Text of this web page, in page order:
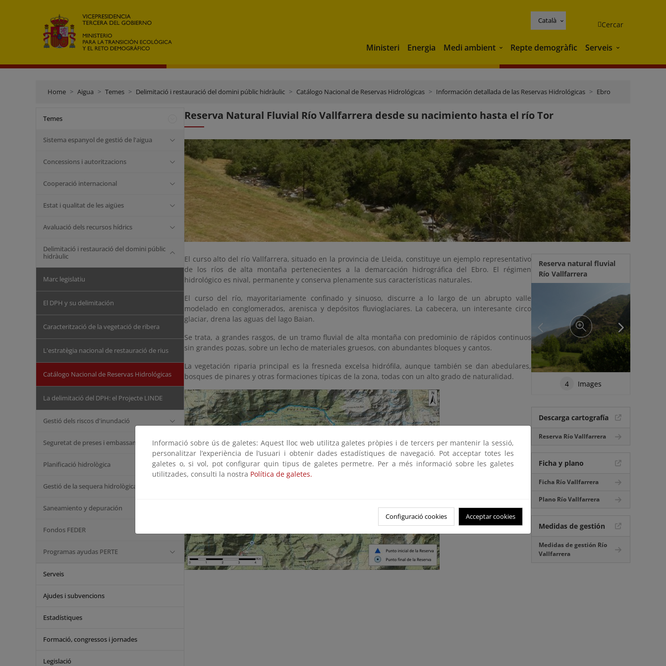
Català Cercar
Ministeri Energia Medi ambient Medi ambient
Repte demogràfic Serveis Serveis
Home Aigua Temes Delimitació i restauració del domini públic hidràulic Catálogo Nacional de Reservas Hidrológicas Información detallada de las Reservas Hidrológicas Ebro
Temes
Sistema espanyol de gestió de l'aigua
Concessions i autoritzacions
Cooperació internacional
Estat i qualitat de les aigües
Avaluació dels recursos hídrics
Delimitació i restauració del domini públic
hidràulic
Marc legislatiu
El DPH y su delimitación
Caracterització de la vegetació de ribera
L'estratègia nacional de restauració de rius
Catálogo Nacional de Reservas Hidrológicas
La delimitació del DPH: el Projecte LINDE
Gestió dels riscos d'inundació
Seguretat de preses i embassaments
Planificació hidrològica
Gestió de la sequera hidrològica
Saneamiento y depuración
Fondos FEDER
Programas ayudas PERTE
Serveis
Ajudes i subvencions
Estadístiques
Formació, congressos i jornades
Legislació
Reserva Natural Fluvial Río Vallfarrera desde su nacimiento hasta el río Tor
El curso alto del río Vallfarrera, situado en la provincia de Lleida, constituye un ejemplo representativo
de los ríos de alta montaña pertenecientes a la demarcación hidrográfica del Ebro. El régimen
hidrológico es nival, permanente y conserva plenamente sus características naturales.
El curso del río, mayoritariamente confinado y sinuoso, discurre a lo largo de un abrupto valle
modelado en conglomerados, arenisca y depósitos fluvioglaciares. La cabecera, un interesante circo
glaciar, drena las aguas del lago Baian.
Se trata, a grandes rasgos, de un tramo fluvial de alta montaña con predominio de rápidos continuos
sin grandes pozas, sobre un lecho de materiales gruesos, con abundantes bloques y cantos.
La vegetación riparia principal es la fresneda excelsa hidrófila, aunque también se dan abedulares,
bosques de pinares y otras formaciones típicas de la zona, todas con un alto grado de naturalidad.
Reserva natural fluvial
Río Vallfarrera
4 Images
Descarga cartografía
Reserva Río Vallfarrera
Ficha y plano
Ficha Río Vallfarrera
Plano Río Vallfarrera
Medidas de gestión
Medidas de gestión Río
Vallfarrera
Informació sobre ús de galetes: Aquest lloc web utilitza galetes pròpies i de tercers per mantenir la sessió,
personalitzar l’experiència de l’usuari i obtenir dades estadístiques de navegació. Pot acceptar totes les
galetes o, si vol, pot configurar quin tipus de galetes permetre. Per a més informació sobre les galetes
utilitzades, consulti la nostra Política de galetes.
Configuració cookies Acceptar cookies